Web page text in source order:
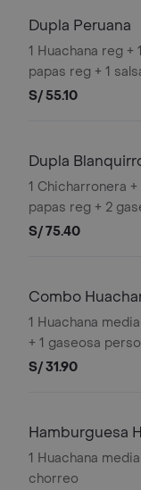
Dupla Peruana
1 Huachana reg +
papas reg + 1
S/ 55.10
Dupla
1 Chicharronera +
papas reg + 2
2 salsas chorreo.
S/ 75.40
Combo
1 Huachana
+ 1 gaseosa
chorreo
S/ 31.90
Hamburguesa
1 Huachana
chorreo